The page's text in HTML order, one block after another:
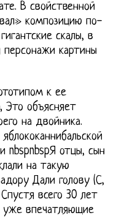
В свойственной
композицию по-
скалы, в
картины
к ее
Это объясняет
на двойника.
nbspnbspЯ отцы, сын
на такую
Дали голову (С,
всего 30 лет
уже впечатляющие